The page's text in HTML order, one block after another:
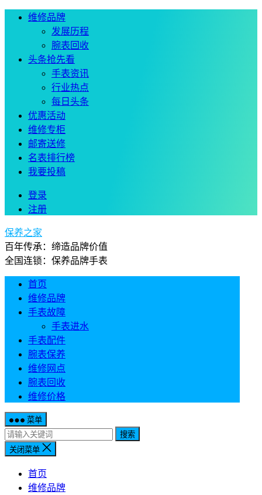
维修品牌
发展历程
腕表回收
头条抢先看
手表资讯
行业热点
每日头条
优惠活动
维修专柜
邮寄送修
名表排行榜
我要投稿
登录
注册
保养之家
百年传承：缔造品牌价值
全国连锁：保养品牌手表
首页
维修品牌
手表故障
手表进水
手表配件
腕表保养
维修网点
腕表回收
维修价格
菜单
搜索
关闭菜单
首页
维修品牌